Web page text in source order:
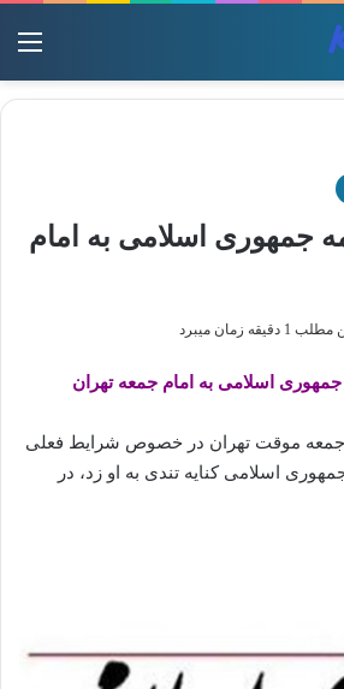
جمهوری اسلامی به امام
زمان میبرد
جمهوری اسلامی به امام جمعه تهران
موقت تهران در خصوص شرایط فعلی
اسلامی کنایه تندی به او زد، در